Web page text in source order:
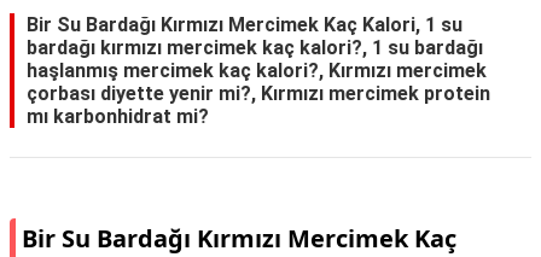
Bir Su Bardağı Kırmızı Mercimek Kaç Kalori, 1 su
bardağı kırmızı mercimek kaç kalori?, 1 su bardağı
haşlanmış mercimek kaç kalori?, Kırmızı mercimek
çorbası diyette yenir mi?, Kırmızı mercimek protein
mı karbonhidrat mi?
Bir Su Bardağı Kırmızı Mercimek Kaç